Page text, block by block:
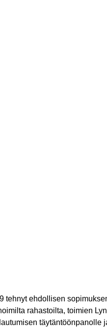
tehnyt ehdollisen
rahastoilta, toimien
täytäntöönpanolle